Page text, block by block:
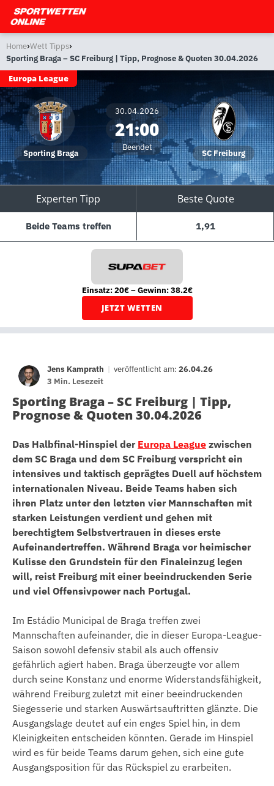
Home›Wett Tipps›
Sporting Braga – SC Freiburg | Tipp, Prognose & Quoten 30.04.2026
Europa League
Sporting Braga
30.04.2026
21:00
Beendet
SC Freiburg
Experten Tipp Beste Quote
Beide Teams treffen 1,91
Einsatz: 20€ – Gewinn: 38.2€
JETZT WETTEN
Jens Kamprath | veröffentlicht am: 26.04.26
3 Min. Lesezeit
Sporting Braga – SC Freiburg | Tipp,
Prognose & Quoten 30.04.2026
Das Halbfinal-Hinspiel der Europa League zwischen
dem SC Braga und dem SC Freiburg verspricht ein
intensives und taktisch geprägtes Duell auf höchstem
internationalen Niveau. Beide Teams haben sich
ihren Platz unter den letzten vier Mannschaften mit
starken Leistungen verdient und gehen mit
berechtigtem Selbstvertrauen in dieses erste
Aufeinandertreffen. Während Braga vor heimischer
Kulisse den Grundstein für den Finaleinzug legen
will, reist Freiburg mit einer beeindruckenden Serie
und viel Offensivpower nach Portugal.
Im Estádio Municipal de Braga treffen zwei
Mannschaften aufeinander, die in dieser Europa-League-
Saison sowohl defensiv stabil als auch offensiv
gefährlich agiert haben. Braga überzeugte vor allem
durch seine Konstanz und enorme Widerstandsfähigkeit,
während Freiburg zuletzt mit einer beeindruckenden
Siegesserie und starken Auswärtsauftritten glänzte. Die
Ausgangslage deutet auf ein enges Spiel hin, in dem
Kleinigkeiten entscheiden könnten. Gerade im Hinspiel
wird es für beide Teams darum gehen, sich eine gute
Ausgangsposition für das Rückspiel zu erarbeiten.